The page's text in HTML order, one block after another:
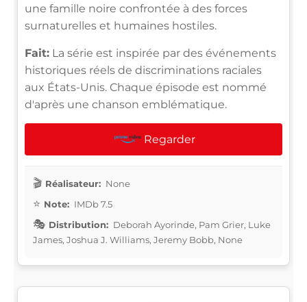
une famille noire confrontée à des forces
surnaturelles et humaines hostiles.
Fait: La série est inspirée par des événements
historiques réels de discriminations raciales
aux États-Unis. Chaque épisode est nommé
d'après une chanson emblématique.
Regarder
Réalisateur: None
Note: IMDb 7.5
Distribution: Deborah Ayorinde, Pam Grier, Luke
James, Joshua J. Williams, Jeremy Bobb, None